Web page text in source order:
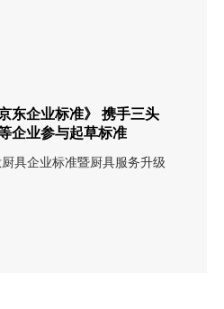
东企业标准》 携手三头
企业参与起草标准
具企业标准暨厨具服务升级